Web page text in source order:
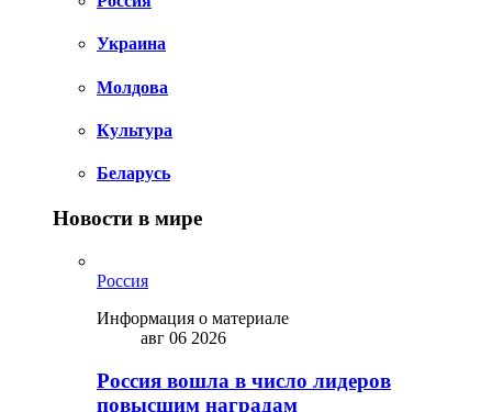
Украина
Молдова
Культура
Беларусь
Новости в мире
Россия
Информация о материале
авг 06 2026
Россия вошла в число лидеров
повысшим наградам